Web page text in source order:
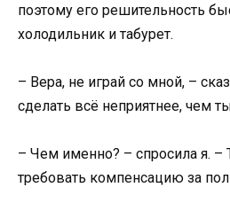
поэтому его решительность
холодильник и табурет.
– Вера, не играй со мной, –
сделать всё неприятнее, чем
– Чем именно? – спросила я. –
требовать компенсацию за